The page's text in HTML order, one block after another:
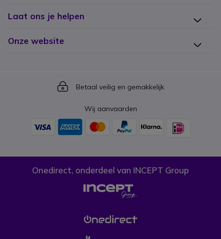
Laat ons je helpen
Onze website
Icon
Betaal veilig en gemakkelijk
Wij aanvaarden
Onedirect, onderdeel van INCEPT Group